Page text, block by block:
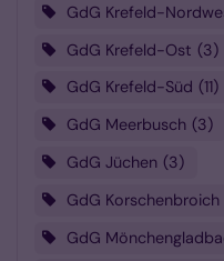
GdG Krefeld-
GdG Krefeld-Ost 3
GdG Krefeld-Süd
11
GdG Meerbusch 3
GdG Jüchen 3
GdG Korschenbroich
GdG